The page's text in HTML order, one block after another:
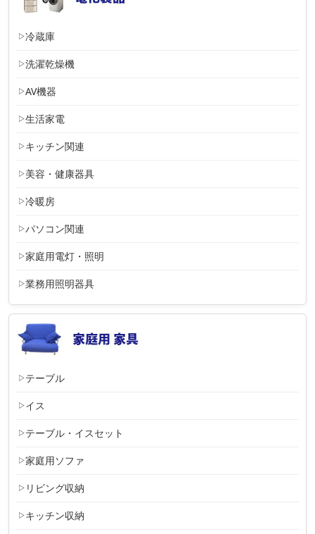
冷蔵庫
洗濯乾燥機
AV機器
生活家電
キッチン関連
美容・健康器具
冷暖房
パソコン関連
家庭用電灯・照明
業務用照明器具
テーブル
イス
テーブル・イスセット
家庭用ソファ
リビング収納
キッチン収納